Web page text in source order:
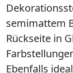
semimattem
Rückseite in
Ebenfalls